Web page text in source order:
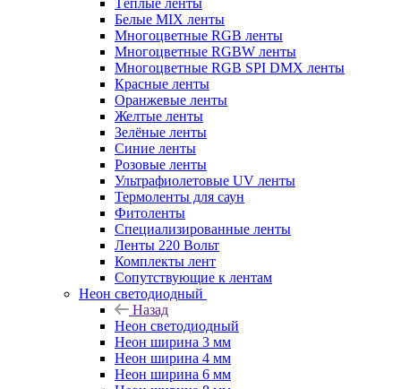
Тёплые ленты
Белые MIX ленты
Многоцветные RGB ленты
Многоцветные RGBW ленты
Многоцветные RGB SPI DMX ленты
Красные ленты
Оранжевые ленты
Желтые ленты
Зелёные ленты
Синие ленты
Розовые ленты
Ультрафиолетовые UV ленты
Термоленты для саун
Фитоленты
Специализированные ленты
Ленты 220 Вольт
Комплекты лент
Сопутствующие к лентам
Неон светодиодный
Назад
Неон светодиодный
Неон ширина 3 мм
Неон ширина 4 мм
Неон ширина 6 мм